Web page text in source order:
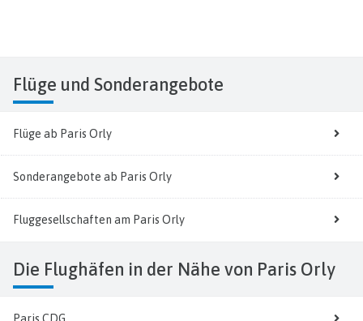
Flüge und Sonderangebote
Flüge ab Paris Orly
Sonderangebote ab Paris Orly
Fluggesellschaften am Paris Orly
Die Flughäfen in der Nähe von Paris Orly